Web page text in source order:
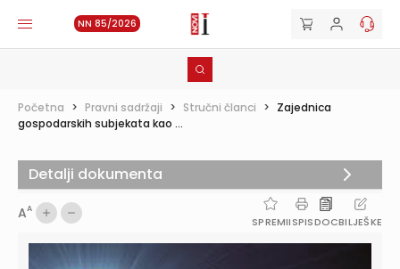
NN 85/2026
Početna > Pravni sadržaji > Stručni članci > Zajednica
gospodarskih subjekata kao ...
AA
SPREMIISPISDOCBILJEŠKE
Detalji dokumenta